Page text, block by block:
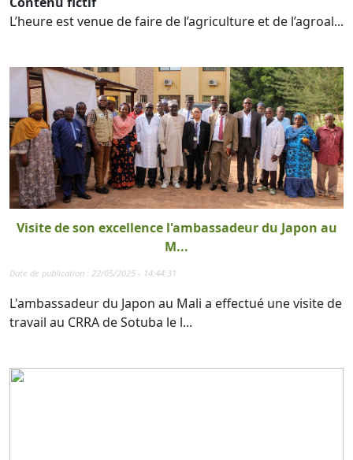
L’heure est venue de faire de l’agriculture et de l’agroal...
Visite de son excellence l'ambassadeur du Japon au
M...
Date de publication : 22/05/2025 - 14:44:31
L'ambassadeur du Japon au Mali a effectué une visite de
travail au CRRA de Sotuba le l...